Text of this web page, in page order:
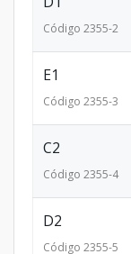
Código 2355-2
E1
Código 2355-3
C2
Código 2355-4
D2
Código 2355-5